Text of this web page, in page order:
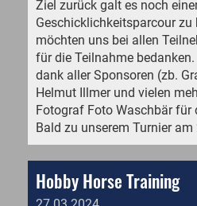
Ziel zurück galt es noch
Geschicklichkeitsparcour
möchten uns bei allen
für die Teilnahme
dank aller Sponsoren (zb.
Helmut Illmer und vielen
Fotograf Foto Waschbär für
Bald zu unserem Turnier
Hobby Horse Training